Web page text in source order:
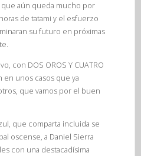
aún queda mucho por
de tatami y el esfuerzo
su futuro en próximas
con DOS OROS Y CUATRO
en unos casos que ya
que vamos por el buen
que comparta incluida se
oscense, a Daniel Sierra
con una destacadísima